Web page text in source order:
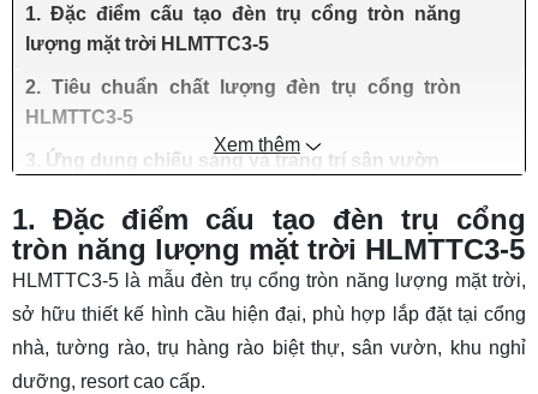
1. Đặc điểm cấu tạo đèn trụ cổng tròn năng
lượng mặt trời HLMTTC3-5
2. Tiêu chuẩn chất lượng đèn trụ cổng tròn
HLMTTC3-5
3. Ứng dụng chiếu sáng và trang trí sân vườn
4. Chính sách bán đèn trụ cổng năng lượng
HLMTTC3-5
Xem thêm
1. Đặc điểm cấu tạo đèn trụ cổng
tròn năng lượng mặt trời HLMTTC3-5
HLMTTC3-5 là mẫuđèn trụ cổng tròn năng lượng mặt trời,
sở hữu thiết kế hình cầu hiện đại, phù hợp lắp đặt tại cổng
nhà, tường rào, trụ hàng rào biệt thự, sân vườn, khu nghỉ
dưỡng, resort cao cấp.